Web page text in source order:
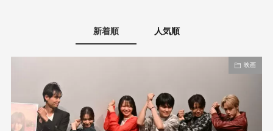
新着順 人気順
映画